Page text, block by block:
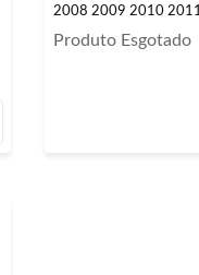
2008 2009 2010
Produto Esgotado